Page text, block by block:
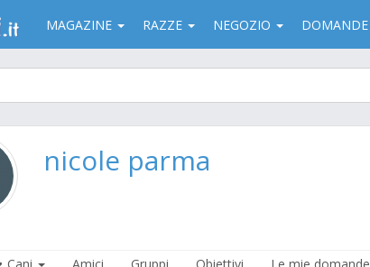
MAGAZINE RAZZE NEGOZIO DOMANDE
nicole parma